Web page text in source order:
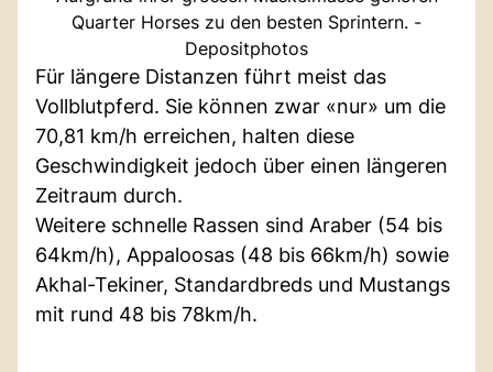
Quarter Horses zu den besten Sprintern. -
Depositphotos
Für längere Distanzen führt meist das
Vollblutpferd. Sie können zwar «nur» um die
70,81 km/h erreichen, halten diese
Geschwindigkeit jedoch über einen längeren
Zeitraum durch.
Weitere schnelle Rassen sind Araber (54 bis
64km/h), Appaloosas (48 bis 66km/h) sowie
Akhal-Tekiner, Standardbreds und Mustangs
mit rund 48 bis 78km/h.